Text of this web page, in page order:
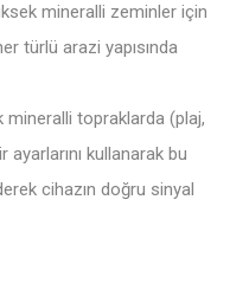
mineralli zeminler için
türlü arazi yapısında
topraklarda (plaj,
kullanarak bu
cihazın doğru sinyal